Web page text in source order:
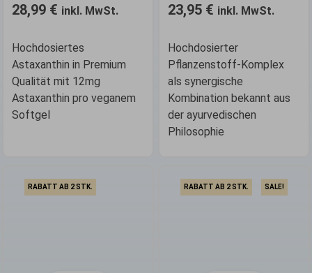
28,99 € inkl. MwSt.
Hochdosiertes
Astaxanthin in Premium
Qualität mit 12mg
Astaxanthin pro veganem
Softgel
23,95 € inkl. MwSt.
Hochdosierter
Pflanzenstoff-Komplex
als synergische
Kombination bekannt aus
der ayurvedischen
Philosophie
RABATT AB 2 STK. RABATT AB 2 STK. SALE!